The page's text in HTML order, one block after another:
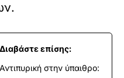
Διαβάστε επίσης:
Αντιπυρική στην ύπαιθρο: